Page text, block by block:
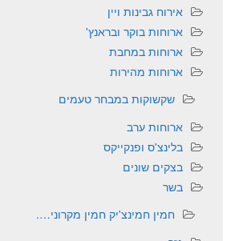
אירוח גבינות ויין
ארוחות בוקר ובראנץ'
ארוחות במחבת
ארוחות מהירות
שקשוקות במבחר טעמים
ארוחות ערב
בלינצ'ס ופנקייקס
בצקים שונים
בשר
חמין חמינצ'יק חמין מקרוני….